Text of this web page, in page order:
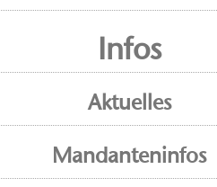
Infos
Aktuelles
Mandanteninfos